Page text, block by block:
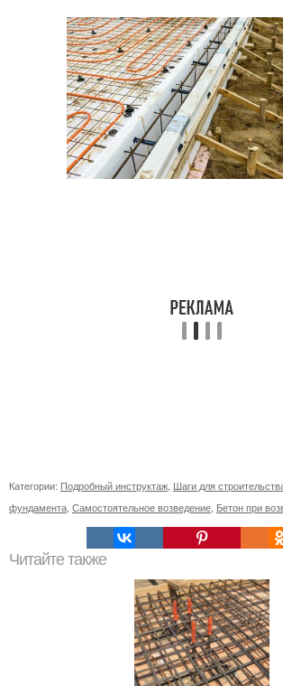
Категории: Подробный инструктаж Шаги для
фундамента Самостоятельное возведение Бетон при
Читайте также